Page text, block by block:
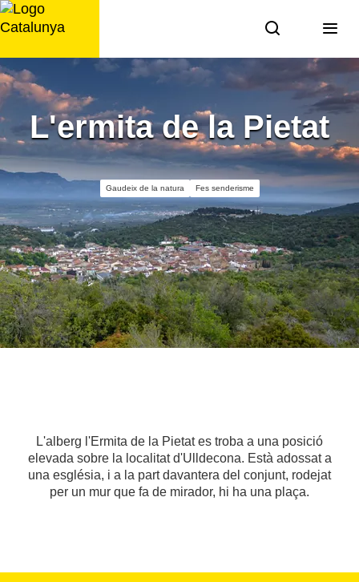
Saltar
al
L'ermita de la Pietat
Gaudeix de la natura Fes senderisme
L'alberg l'Ermita de la Pietat es troba a una posició
elevada sobre la localitat d'Ulldecona. Està adossat a
una església, i a la part davantera del conjunt, rodejat
per un mur que fa de mirador, hi ha una plaça.